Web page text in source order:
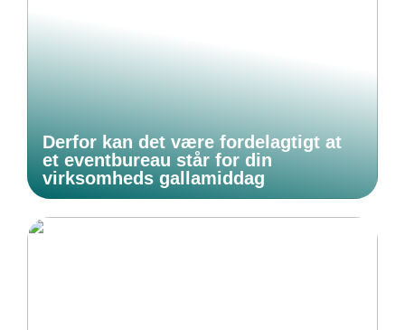
Derfor kan det være fordelagtigt at
et eventbureau står for din
virksomheds gallamiddag